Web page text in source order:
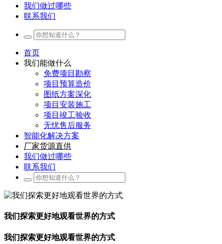
我们做过哪些
联系我们
首页
我们能做什么
免费项目勘察
项目预算造价
图纸方案深化
项目安装施工
项目竣工验收
无忧售后服务
智能化解决方案
厂家货源直供
我们做过哪些
联系我们
我们探索更好地观看世界的方式
我们探索更好地观看世界的方式